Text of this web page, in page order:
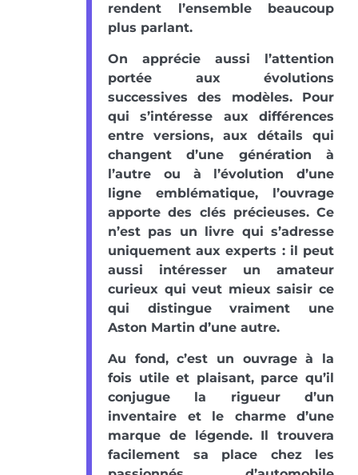
rendent l’ensemble beaucoup
plus parlant.
On apprécie aussi l’attention
portée aux évolutions
successives des modèles. Pour
qui s’intéresse aux différences
entre versions, aux détails qui
changent d’une génération à
l’autre ou à l’évolution d’une
ligne emblématique, l’ouvrage
apporte des clés précieuses. Ce
n’est pas un livre qui s’adresse
uniquement aux experts : il peut
aussi intéresser un amateur
curieux qui veut mieux saisir ce
qui distingue vraiment une
Aston Martin d’une autre.
Au fond, c’est un ouvrage à la
fois utile et plaisant, parce qu’il
conjugue la rigueur d’un
inventaire et le charme d’une
marque de légende. Il trouvera
facilement sa place chez les